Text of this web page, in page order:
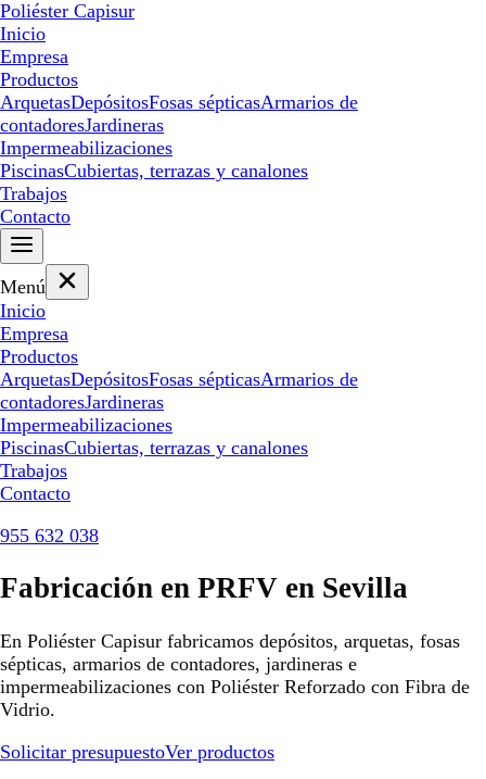
Poliéster Capisur
Inicio
Empresa
Productos
ArquetasDepósitosFosas sépticasArmarios de
contadoresJardineras
Impermeabilizaciones
PiscinasCubiertas, terrazas y canalones
Trabajos
Contacto
Menú
Inicio
Empresa
Productos
ArquetasDepósitosFosas sépticasArmarios de
contadoresJardineras
Impermeabilizaciones
PiscinasCubiertas, terrazas y canalones
Trabajos
Contacto
955 632 038
Fabricación en PRFV en Sevilla
En Poliéster Capisur fabricamos depósitos, arquetas, fosas
sépticas, armarios de contadores, jardineras e
impermeabilizaciones con Poliéster Reforzado con Fibra de
Vidrio.
Solicitar presupuestoVer productos